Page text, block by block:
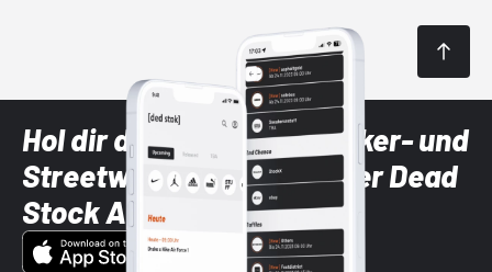
Hol dir die neuesten Sneaker- und
Streetwear-Brands mit der Dead
Stock App